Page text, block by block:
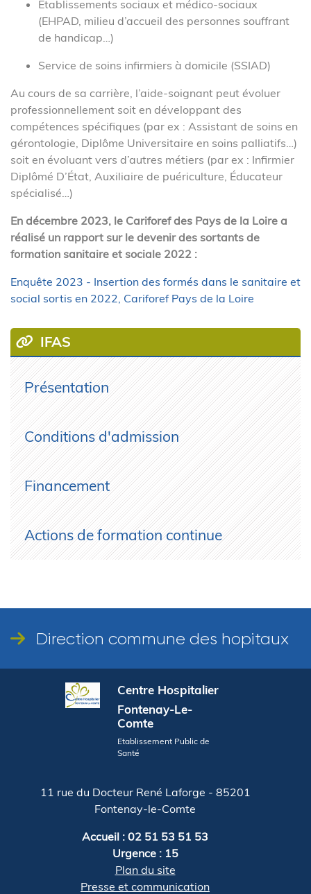
Établissements sociaux et médico-sociaux
(EHPAD, milieu d’accueil des personnes souffrant
de handicap…)
Service de soins infirmiers à domicile (SSIAD)
Au cours de sa carrière, l’aide-soignant peut évoluer
professionnellement soit en développant des
compétences spécifiques (par ex : Assistant de soins en
gérontologie, Diplôme Universitaire en soins palliatifs…)
soit en évoluant vers d’autres métiers (par ex : Infirmier
Diplômé D’État, Auxiliaire de puériculture, Éducateur
spécialisé…)
En décembre 2023, le Cariforef des Pays de la Loire a
réalisé un rapport sur le devenir des sortants de
formation sanitaire et sociale 2022 :
Enquête 2023 - Insertion des formés dans le sanitaire et
social sortis en 2022, Cariforef Pays de la Loire
IFAS
Présentation
Conditions d'admission
Financement
Actions de formation continue
Direction commune des hopitaux
Centre Hospitalier
Fontenay-Le-
Comte
Etablissement Public de
Santé
11 rue du Docteur René Laforge - 85201
Fontenay-le-Comte
Accueil : 02 51 53 51 53
Urgence : 15
Plan du site
Presse et communication